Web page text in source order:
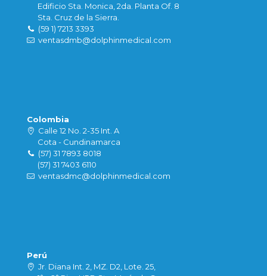
Edificio Sta. Monica, 2da. Planta Of. 8
Sta. Cruz de la Sierra.
(59 1) 7213 3393
ventasdmb@dolphinmedical.com
Colombia
Calle 12 No. 2-35 Int. A
Cota - Cundinamarca
(57) 31 7893 8018
(57) 31 7403 6110
ventasdmc@dolphinmedical.com
Perú
Jr. Diana Int. 2, MZ. D2, Lote. 25,